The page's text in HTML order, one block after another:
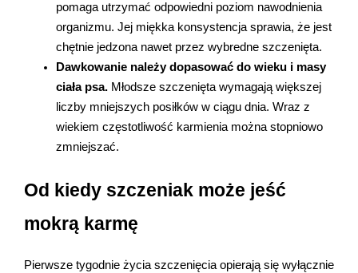
pomaga utrzymać odpowiedni poziom nawodnienia
organizmu. Jej miękka konsystencja sprawia, że jest
chętnie jedzona nawet przez wybredne szczenięta.
Dawkowanie należy dopasować do wieku i masy
ciała psa. Młodsze szczenięta wymagają większej
liczby mniejszych posiłków w ciągu dnia. Wraz z
wiekiem częstotliwość karmienia można stopniowo
zmniejszać.
Od kiedy szczeniak może jeść
mokrą karmę
Pierwsze tygodnie życia szczenięcia opierają się wyłącznie